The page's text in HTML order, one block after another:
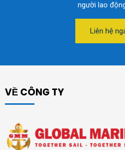
người lao
Liên hệ
VỀ CÔNG TY